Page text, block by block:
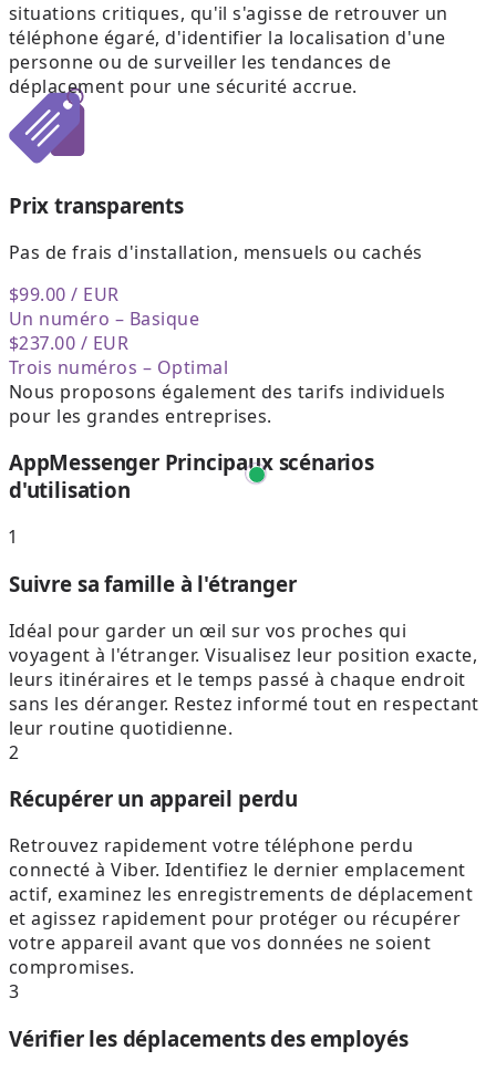
situations critiques, qu'il s'agisse de retrouver un
téléphone égaré, d'identifier la localisation d'une
personne ou de surveiller les tendances de
déplacement pour une sécurité accrue.
Prix transparents
Pas de frais d'installation, mensuels ou cachés
$99.00/ EUR
Un numéro – Basique
$237.00 / EUR
Trois numéros – Optimal
Nous proposons également des tarifs individuels
pour les grandes entreprises.
AppMessenger Principaux scénarios
d'utilisation
1
Suivre sa famille à l'étranger
Idéal pour garder un œil sur vos proches qui
voyagent à l'étranger. Visualisez leur position exacte,
leurs itinéraires et le temps passé à chaque endroit
sans les déranger. Restez informé tout en respectant
leur routine quotidienne.
2
Récupérer un appareil perdu
Retrouvez rapidement votre téléphone perdu
connecté à Viber. Identifiez le dernier emplacement
actif, examinez les enregistrements de déplacement
et agissez rapidement pour protéger ou récupérer
votre appareil avant que vos données ne soient
compromises.
3
Vérifier les déplacements des employés